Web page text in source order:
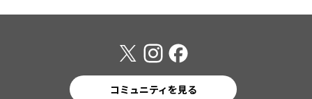
コミュニティを見る